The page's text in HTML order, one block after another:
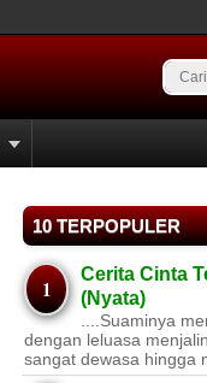
10 TERPOPULER
Cerita Cinta
(Nyata)
....Suaminya
dengan leluasa
sangat dewasa hingga